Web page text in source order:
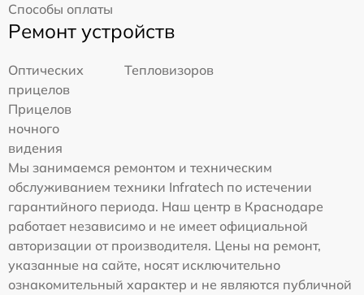
Способы оплаты
Ремонт устройств
Оптических
прицелов
Тепловизоров
Прицелов
ночного
видения
Мы занимаемся ремонтом и техническим
обслуживанием техники Infratech по истечении
гарантийного периода. Наш центр в Краснодаре
работает независимо и не имеет официальной
авторизации от производителя. Цены на ремонт,
указанные на сайте, носят исключительно
ознакомительный характер и не являются публичной